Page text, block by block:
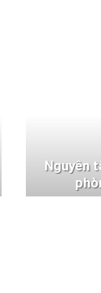
Nguyên